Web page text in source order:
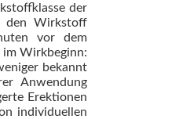
der
den Wirkstoff
vor dem
im Wirkbeginn:
bekannt
Anwendung
Erektionen
individuellen